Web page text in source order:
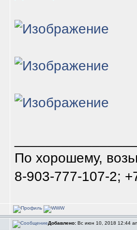
По хорошему,
8-903-777-107-2;
Добавлено: Вс июн 10, 2018 12:44